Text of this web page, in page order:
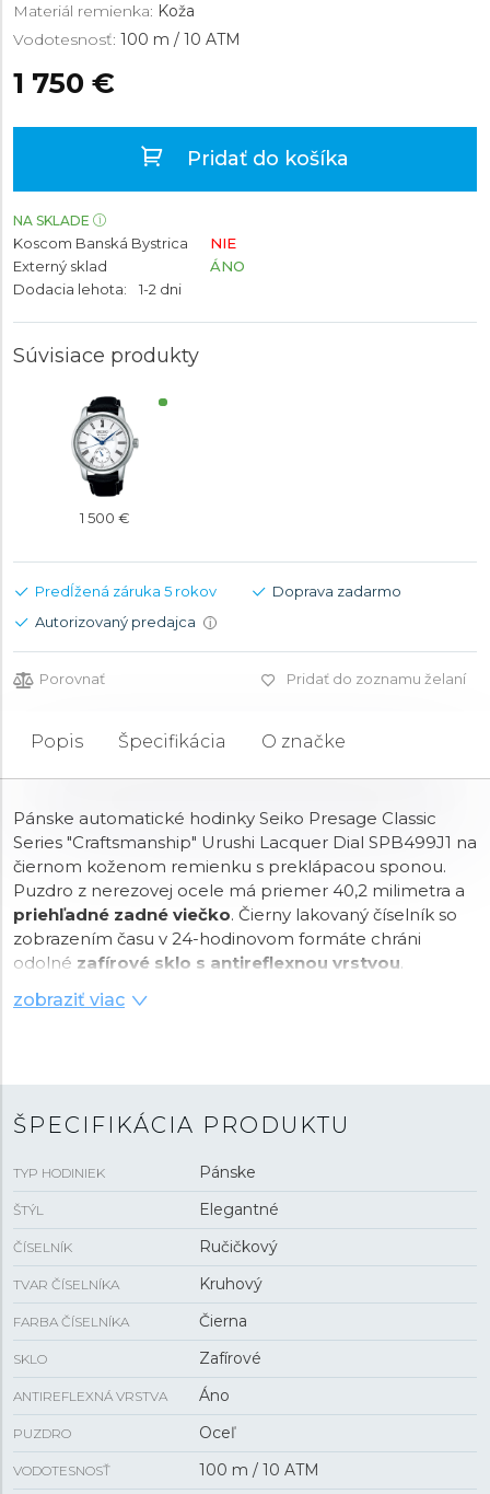
Materiál remienka: Koža
Vodotesnosť: 100 m / 10 ATM
1 750 €
Pridať do košíka
NA SKLADE
Koscom Banská Bystrica
NIE
Externý sklad
ÁNO
Dodacia lehota:
1-2 dni
Súvisiace produkty
1 500 €
Predĺžená záruka 5 rokov
Doprava zadarmo
Autorizovaný predajca
i
Porovnať Pridať do zoznamu želaní
Popis Špecifikácia O značke
Pánske automatické hodinky Seiko Presage Classic
Series "Craftsmanship" Urushi Lacquer Dial SPB499J1 na
čiernom koženom remienku s preklápacou sponou.
Puzdro z nerezovej ocele má priemer 40,2 milimetra a
priehľadné zadné viečko. Čierny lakovaný číselník so
zobrazením času v 24-hodinovom formáte chráni
odolné zafírové sklo s antireflexnou vrstvou.
Zakončenie sekundovej ručičky je v tvare polmesiaca.
Pohon hodiniek zaisťuje mechanický
hackinguje možné v prípade potreby naťahovať aj
ručne pomocou signovanej korunky. Vodotesnosť
hodiniek je 10 ATM a je teda vhodná na kúpanie alebo
zobraziť viac
ŠPECIFIKÁCIA PRODUKTU
TYP HODINIEK Pánske
ŠTÝL Elegantné
ČÍSELNÍK Ručičkový
TVAR ČÍSELNÍKA Kruhový
FARBA ČÍSELNÍKA Čierna
SKLO Zafírové
ANTIREFLEXNÁ VRSTVA Áno
PUZDRO Oceľ
VODOTESNOSŤ 100 m / 10 ATM